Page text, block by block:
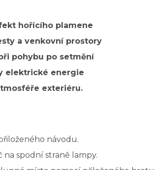
hořícího plamene
a venkovní prostory
pohybu po setmění
elektrické energie
exteriéru.
návodu.
spodní straně lampy.